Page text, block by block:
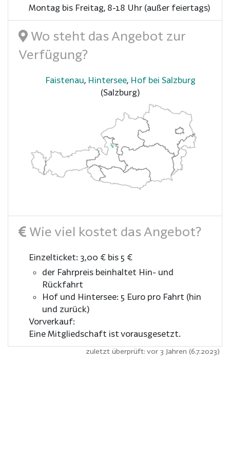
Montag bis Freitag, 8-18 Uhr (außer feiertags)
Wo steht das Angebot zur
Verfügung?
Faistenau, Hintersee, Hof bei Salzburg
(Salzburg)
Wie viel kostet das Angebot?
Einzelticket: 3,00 € bis 5 €
der Fahrpreis beinhaltet Hin- und
Rückfahrt
Hof und Hintersee: 5 Euro pro Fahrt (hin
und zurück)
Vorverkauf:
Eine Mitgliedschaft ist vorausgesetzt.
zuletzt überprüft: vor 3 Jahren (6.7.2023)